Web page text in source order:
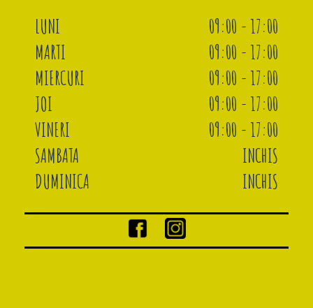
LUNI
09:00 - 17:00
MARTI
09:00 - 17:00
MIERCURI
09:00 - 17:00
JOI
09:00 - 17:00
VINERI
09:00 - 17:00
SAMBATA
INCHIS
DUMINICA
INCHIS